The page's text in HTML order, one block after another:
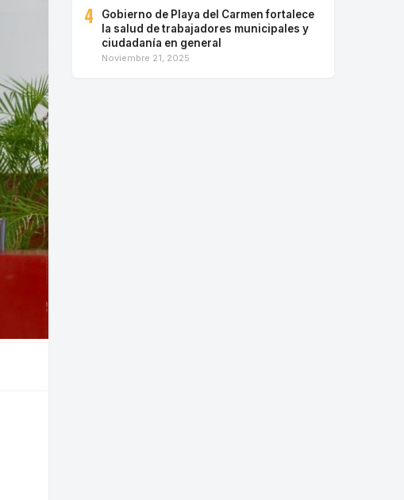
4
Gobierno de Playa del Carmen fortalece
la salud de trabajadores municipales y
ciudadanía en general
Noviembre 21, 2025